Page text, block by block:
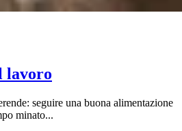
lavoro
seguire una buona alimentazione
minato...